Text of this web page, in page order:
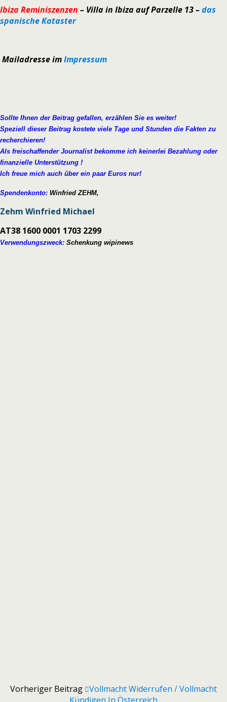
Ibiza Reminiszenzen – Villa in Ibiza auf Parzelle 13 –das
spanische Kataster
Mailadresse imImpressum
Sollte Ihnen der Beitrag gefallen, erzählen Sie es weiter!
Speziell dieser Beitrag kostete viele Tage und Stunden die Fakten zu
recherchieren!
Als freischaffender Journalist bekomme ich keinerlei Bezahlung oder
finanzielle Unterstützung !
Ich freue mich auch über ein paar Euros nur!
Spendenkonto: Winfried ZEHM,
Zehm Winfried Michael
AT38 1600 0001 1703 2299
Verwendungszweck: Schenkung wipinews
Vorheriger Beitrag Vollmacht Widerrufen / Vollmacht